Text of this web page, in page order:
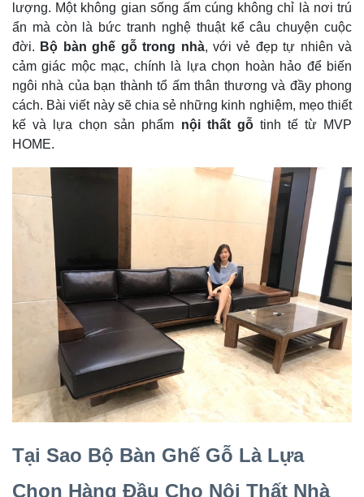
lượng. Một không gian sống ấm cúng không chỉ là nơi trú
ẩn mà còn là bức tranh nghệ thuật kể câu chuyện cuộc
đời. Bộ bàn ghế gỗ trong nhà, với vẻ đẹp tự nhiên và
cảm giác mộc mạc, chính là lựa chọn hoàn hảo để biến
ngôi nhà của bạn thành tổ ấm thân thương và đầy phong
cách. Bài viết này sẽ chia sẻ những kinh nghiệm, mẹo thiết
kế và lựa chọn sản phẩm nội thất gỗtinh tế từ MVP
HOME.
Tại Sao Bộ Bàn Ghế Gỗ Là Lựa
Chọn Hàng Đầu Cho Nội Thất Nhà